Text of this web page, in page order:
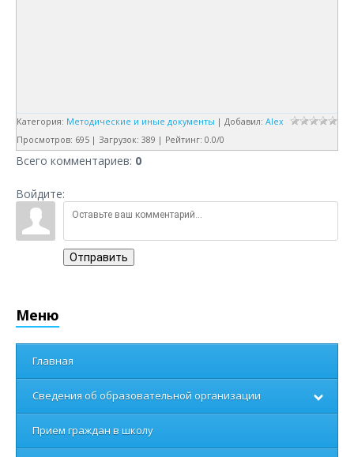
Категория: Методические и иные документы | Добавил: Alex
Просмотров: 695 | Загрузок: 389 | Рейтинг: 0.0/0
Всего комментариев: 0
Войдите:
Отправить
Меню
Главная
Сведения об образовательной организации
Прием граждан в школу